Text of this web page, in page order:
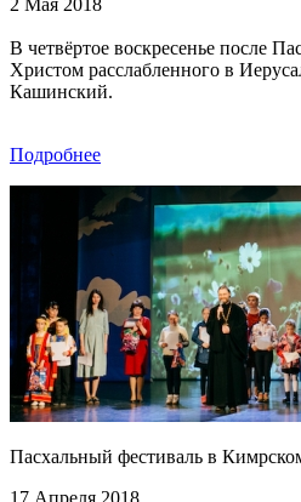
2 Мая 2018
В четвёртое воскресенье после
Христом расслабленного в
Кашинский.
Подробнее
Пасхальный фестиваль в
17 Апреля 2018